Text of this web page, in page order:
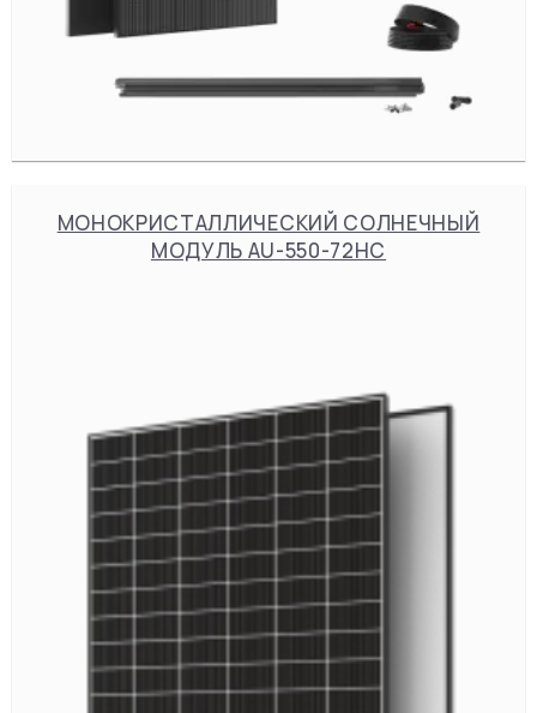
МОНОКРИСТАЛЛИЧЕСКИЙ СОЛНЕЧНЫЙ
МОДУЛЬ AU-550-72HC